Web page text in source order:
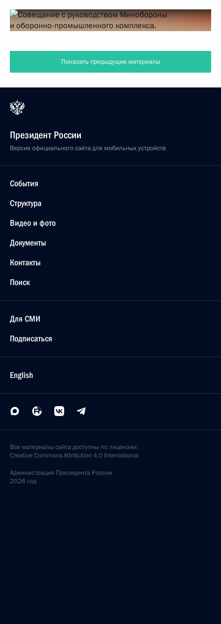
Показать предыдущие материалы
Президент России
Версия официального сайта для мобильных устройств
События
Структура
Видео и фото
Документы
Контакты
Поиск
Для СМИ
Подписаться
English
Все материалы сайта доступны по лицензии:
Creative Commons Attribution 4.0 International
Администрация Президента России
2026 год